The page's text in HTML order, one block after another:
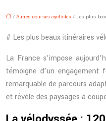
/ Autres courses cyclistes / Les plus
# Les plus beaux itinéraires
La France s’impose
témoigne d’un
remarquable de parcours
et révèle des paysages à